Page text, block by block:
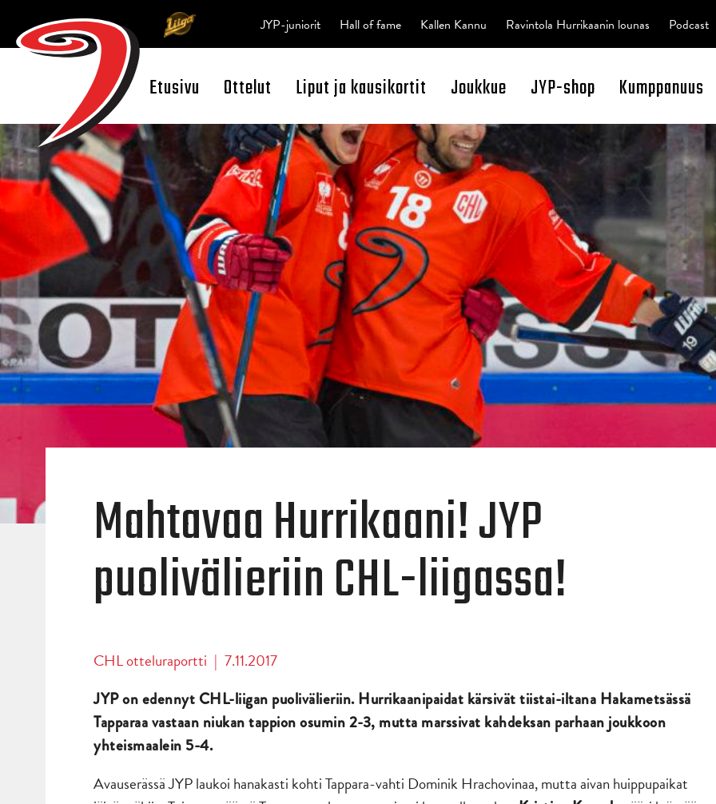
Open Search
Etusivu Ottelut Liput ja kausikortit Joukkue JYP-shop Kumppanuus
JYP-juniorit Hall of fame Kallen Kannu Ravintola Hurrikaanin lounas Podcast
Mahtavaa Hurrikaani! JYP
puolivälieriin CHL-liigassa!
CHL otteluraportti | 7.11.2017
JYP on edennyt CHL-liigan puolivälieriin. Hurrikaanipaidat kärsivät tiistai-iltana Hakametsässä
Tapparaa vastaan niukan tappion osumin 2-3, mutta marssivat kahdeksan parhaan joukkoon
yhteismaalein 5-4.
Avauserässä JYP laukoi hanakasti kohti Tappara-vahti Dominik Hrachovinaa, mutta aivan huippupaikat